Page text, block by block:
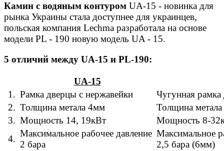
Камин с водяным контуром UA-15 - новинка для
рынка Украины стала доступнее для украинцев,
польская компания Lechma разработала на основе
модели PL - 190 новую модель UA - 15.
5 отличий между UA-15 и PL-190:
UA-15
1. Рамка дверцы с нержавейки
Чугунная
2. Толщина метала 4мм
Толщина
3. Мощность 14, 19кВт
Мощность 8-
4.
Максимальное рабочее давление
2 бара
Максимальное
2,5 бара (6мм)